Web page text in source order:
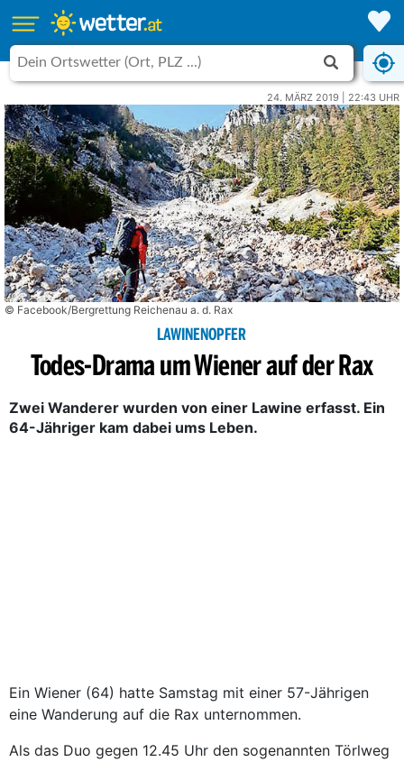
24. MÄRZ 2019 | 22:43 UHR
© Facebook/Bergrettung Reichenau a. d. Rax
LAWINENOPFER
Todes-Drama um Wiener auf der Rax
Zwei Wanderer wurden von einer Lawine erfasst. Ein
64-Jähriger kam dabei ums Leben.
Ein Wiener (64) hatte Samstag mit einer 57-Jährigen
eine Wanderung auf die Rax unternommen.
Als das Duo gegen 12.45 Uhr den sogenannten Törlweg